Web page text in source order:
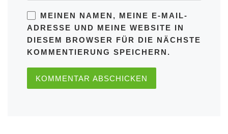
MEINEN NAMEN, MEINE E-MAIL-
ADRESSE UND MEINE WEBSITE IN
DIESEM BROWSER FÜR DIE NÄCHSTE
KOMMENTIERUNG SPEICHERN.